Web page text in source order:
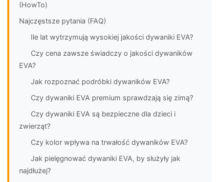
(HowTo)
Najczęstsze pytania (FAQ)
Ile lat wytrzymują wysokiej jakości dywaniki EVA?
Czy cena zawsze świadczy o jakości dywaników
EVA?
Jak rozpoznać podróbki dywaników EVA?
Czy dywaniki EVA premium sprawdzają się zimą?
Czy dywaniki EVA są bezpieczne dla dzieci i
zwierząt?
Czy kolor wpływa na trwałość dywaników EVA?
Jak pielęgnować dywaniki EVA, by służyły jak
najdłużej?